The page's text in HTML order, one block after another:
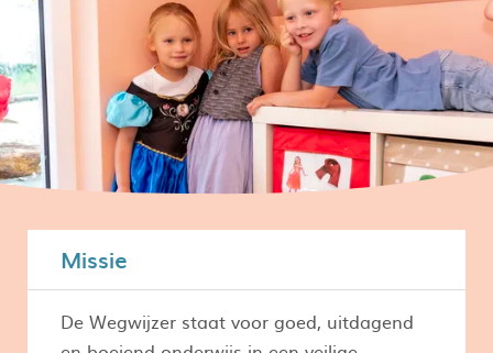
Missie
De Wegwijzer staat voor goed, uitdagend